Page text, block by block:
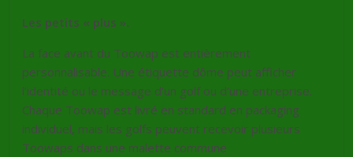
Les petits « plus ».
La face avant du Toowap est entièrement
personnalisable. Une étiquette dôme peut afficher
l’identité ou le message d’un golf ou d’une entreprise.
Chaque Toowap est livré en standard en packaging
individuel, mais les golfs peuvent recevoir plusieurs
Toowaps dans une malette commune